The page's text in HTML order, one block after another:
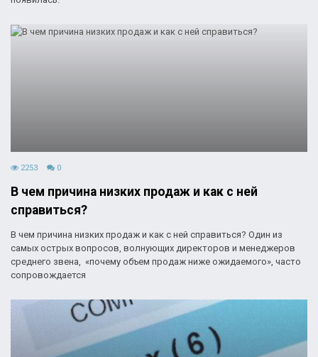
2253 0
В чем причина низких продаж и как с ней
справиться?
В чем причина низких продаж и как с ней справиться? Один из
самых острых вопросов, волнующих директоров и менеджеров
среднего звена, «почему объем продаж ниже ожидаемого», часто
сопровождается